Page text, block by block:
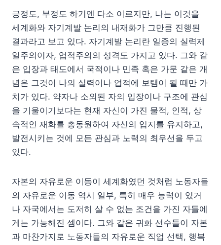
긍정도, 부정도 하기엔 다소 이르지만, 나는 이것을
세계화와 자기계발 논리의 내재화가 그만큼 진행된
결과라고 보고 있다. 자기계발 논리란 일종의 실력제
일주의이자, 업적주의의 성격도 가지고 있다. 그와 같
은 입장과 태도에서 국적이나 민족 혹은 가문 같은 개
념은 그것이 나의 실력이나 업적에 보탬이 될 때만 가
치가 있다. 약자나 소외된 자의 입장이나 구조에 관심
을 기울이기보다는 현재 자신이 가진 물적, 인적, 상
속적인 재화를 총동원하여 자신의 입지를 유지하고,
발전시키는 것에 모든 관심과 노력의 최우선을 두고
있다.
자본의 자유로운 이동이 세계화였던 것처럼 노동자들
의 자유로운 이동 역시 일부, 특히 매우 능력이 있거
나 자국에서는 도저히 살 수 없는 조건을 가진 자들에
게는 가능해진 셈이다. 그와 같은 귀화 선수들이 자본
과 마찬가지로 노동자들의 자유로운 직업 선택, 행복